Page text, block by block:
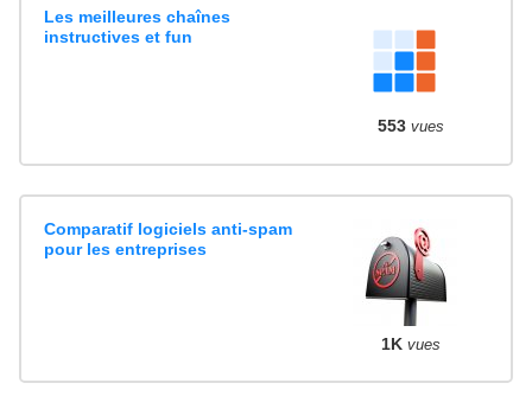
Les meilleures chaînes
instructives et fun
553 vues
Comparatif logiciels anti-spam
pour les entreprises
1K vues